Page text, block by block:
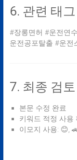
6. 관련 태
#장롱면허 #운전연
운전공포탈출 #운전
7. 최종 검
본문 수정 완료
키워드 적정 사용
이모지 사용: 😊,